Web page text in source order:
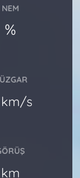
NEM
%
km/s
km